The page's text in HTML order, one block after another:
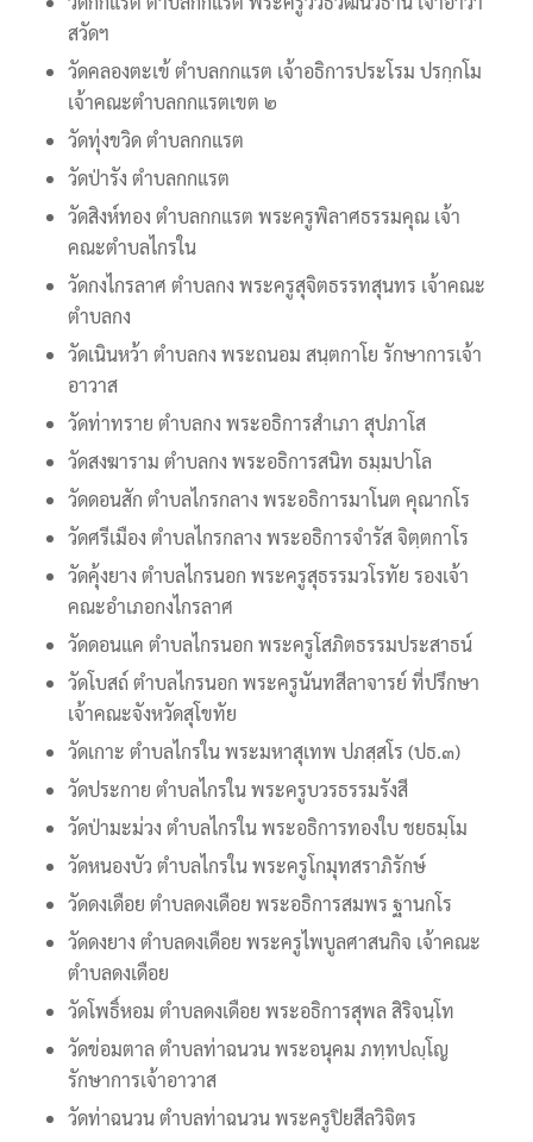
สวัดฯ
วัดคลองตะเข้ ตำบลกกแรต เจ้าอธิการประโรม ปรกฺกโม
เจ้าคณะตำบลกกแรตเขต ๒
วัดทุ่งขวิด ตำบลกกแรต
วัดป่ารัง ตำบลกกแรต
วัดสิงห์ทอง ตำบลกกแรต พระครูพิลาศธรรมคุณ เจ้า
คณะตำบลไกรใน
วัดกงไกรลาศ ตำบลกง พระครูสุจิตธรรทสุนทร เจ้าคณะ
ตำบลกง
วัดเนินหว้า ตำบลกง พระถนอม สนฺตกาโย รักษาการเจ้า
อาวาส
วัดท่าทราย ตำบลกง พระอธิการสำเภา สุปภาโส
วัดสงฆาราม ตำบลกง พระอธิการสนิท ธมฺมปาโล
วัดดอนสัก ตำบลไกรกลาง พระอธิการมาโนต คุณากโร
วัดศรีเมือง ตำบลไกรกลาง พระอธิการจำรัส จิตฺตกาโร
วัดคุ้งยาง ตำบลไกรนอก พระครูสุธรรมวโรทัย รองเจ้า
คณะอำเภอกงไกรลาศ
วัดดอนแค ตำบลไกรนอก พระครูโสภิตธรรมประสาธน์
วัดโบสถ์ ตำบลไกรนอก พระครูนันทสีลาจารย์ ที่ปรึกษา
เจ้าคณะจังหวัดสุโขทัย
วัดเกาะ ตำบลไกรใน พระมหาสุเทพ ปภสฺสโร (ปธ.๓)
วัดประกาย ตำบลไกรใน พระครูบวรธรรมรังสี
วัดป่ามะม่วง ตำบลไกรใน พระอธิการทองใบ ชยธมฺโม
วัดหนองบัว ตำบลไกรใน พระครูโกมุทสราภิรักษ์
วัดดงเดือย ตำบลดงเดือย พระอธิการสมพร ฐานกโร
วัดดงยาง ตำบลดงเดือย พระครูไพบูลศาสนกิจ เจ้าคณะ
ตำบลดงเดือย
วัดโพธิ์หอม ตำบลดงเดือย พระอธิการสุพล สิริจนฺโท
วัดข่อมตาล ตำบลท่าฉนวน พระอนุคม ภทฺทปญฺโญ
รักษาการเจ้าอาวาส
วัดท่าฉนวน ตำบลท่าฉนวน พระครูปิยสีลวิจิตร